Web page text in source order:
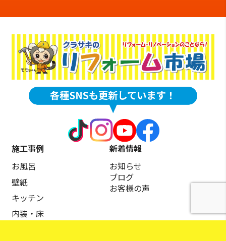
施工事例
お風呂
壁紙
キッチン
内装・床
新着情報
お知らせ
ブログ
お客様の声